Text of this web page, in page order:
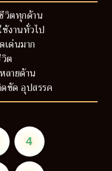
วิตทุกด้าน
ช้งานทั่วไป
เด่นมาก
ต
ลายด้าน
ขัด อุปสรรค
4